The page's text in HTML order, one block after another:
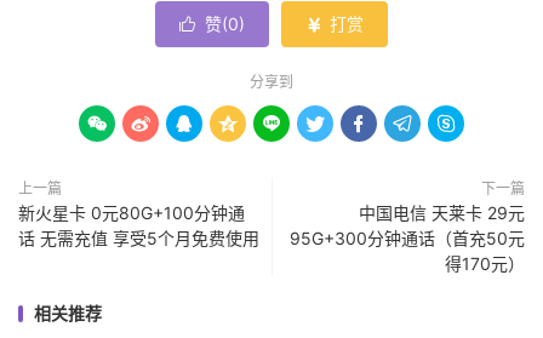
 赞(0)  打赏
分享到
        
上一篇
新火星卡 0元80G+100分钟通
话 无需充值 享受5个月免费使用
下一篇
中国电信 天莱卡 29元
95G+300分钟通话（首充50元
得170元）
相关推荐